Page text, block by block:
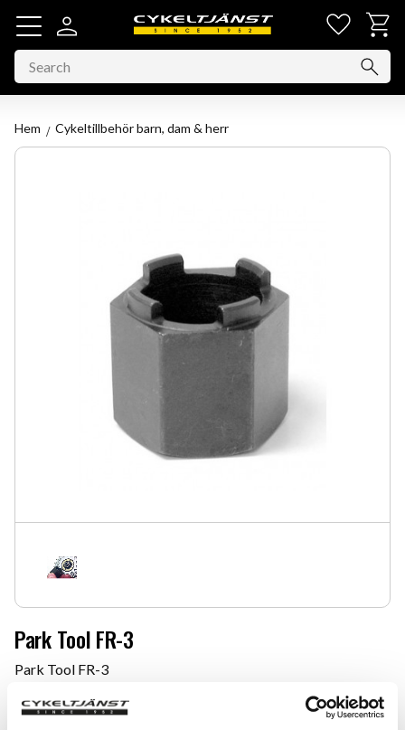
Menu
Basket
Hem Cykeltillbehör barn, dam & herr
Park Tool FR-3
Park Tool FR-3
269:-